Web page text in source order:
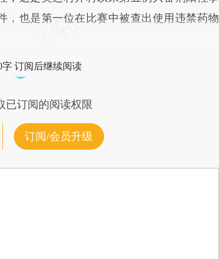
，也是第一位在比赛中被查出使用违禁药物
字 订阅后继续阅读
已订阅的阅读权限
订阅/会员升级